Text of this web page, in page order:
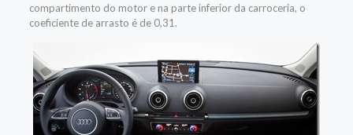
compartimento do motor e na parte inferior da carroceria, o
coeficiente de arrasto é de 0,31.